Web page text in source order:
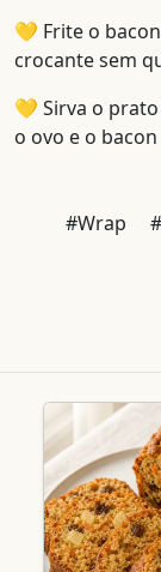
💛 Frite o
crocante sem
💛 Sirva o
o ovo e o
#Wrap